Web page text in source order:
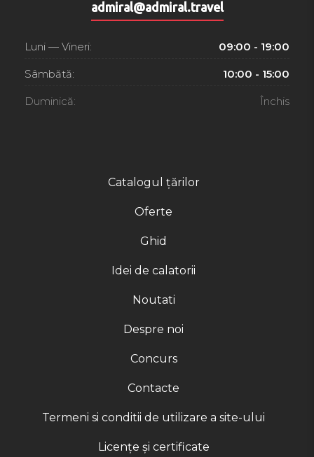
Catalogul țărilor
Oferte
Ghid
Idei de calatorii
Noutati
Despre noi
Concurs
Contacte
Termeni si conditii de utilizare a site-ului
Licențe și certificate
admiral@admiral.travel
Luni — Vineri: 09:00 - 19:00
Sâmbătă: 10:00 - 15:00
Duminică: Închis